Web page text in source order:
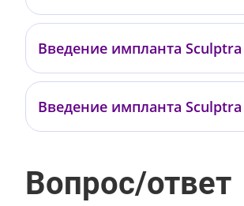
—
Введение импланта
—
Введение импланта
Вопрос/ответ